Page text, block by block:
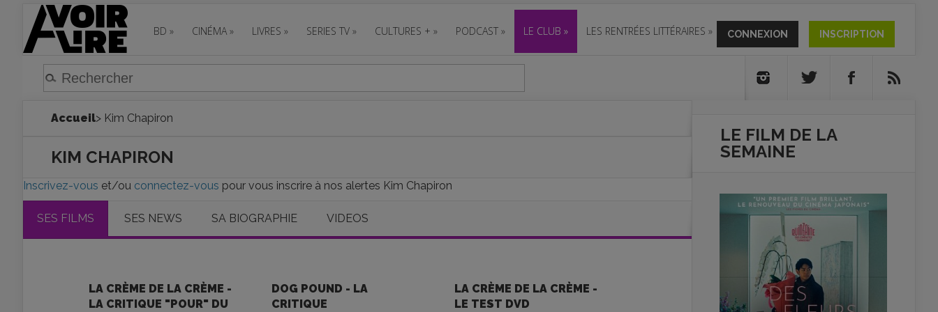
BD » CINÉMA » LIVRES » SERIES TV » CULTURES + » PODCAST » LE CLUB » LES RENTRÉES LITTÉRAIRES » CONNEXION INSCRIPTION
Accueil> Kim Chapiron
KIM CHAPIRON
Inscrivez-vous et/ou connectez-vous pour vous inscrire à nos alertes Kim Chapiron
SES FILMS SES NEWS SA BIOGRAPHIE VIDEOS
LA CRÈME DE LA CRÈME -
LA CRITIQUE "POUR" DU
DOG POUND - LA
CRITIQUE
LA CRÈME DE LA CRÈME -
LE TEST DVD
LE FILM DE LA
SEMAINE